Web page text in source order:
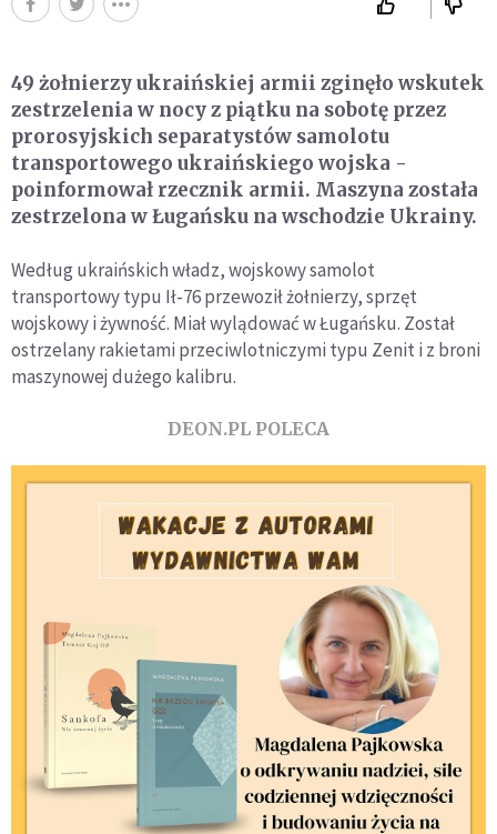
49 żołnierzy ukraińskiej armii zginęło wskutek
zestrzelenia w nocy z piątku na sobotę przez
prorosyjskich separatystów samolotu
transportowego ukraińskiego wojska -
poinformował rzecznik armii. Maszyna została
zestrzelona w Ługańsku na wschodzie Ukrainy.
Według ukraińskich władz, wojskowy samolot
transportowy typu Ił-76 przewoził żołnierzy, sprzęt
wojskowy i żywność. Miał wylądować w Ługańsku. Został
ostrzelany rakietami przeciwlotniczymi typu Zenit i z broni
maszynowej dużego kalibru.
DEON.PL POLECA